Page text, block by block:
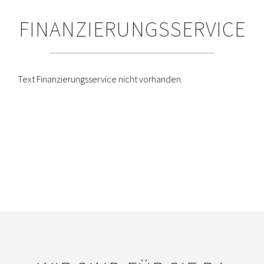
FINANZIERUNGSSERVICE
Text Finanzierungsservice nicht vorhanden.